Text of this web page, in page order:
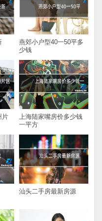
燕郊小户型40一50平多
少钱
片
上海陆家嘴房价多少钱
一平方
汕头二手房最新房源